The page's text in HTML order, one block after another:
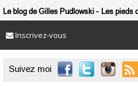
Le blog de Gilles Pudlowski Les pieds
Inscrivez-vous
Suivez moi 